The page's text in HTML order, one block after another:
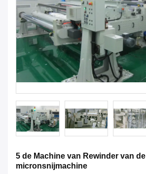
5 de Machine van Rewinder van de
micronsnijmachine